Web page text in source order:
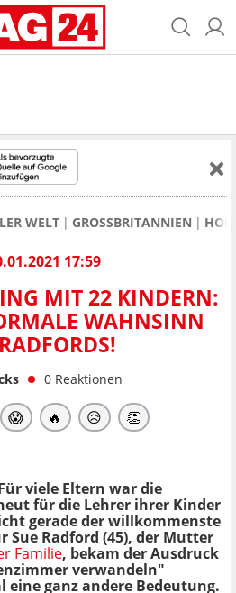
WELT GROSSBRITANNIEN
17:59
MIT 22 KINDERN:
WAHNSINN
0 Reaktionen
😱 🔥 😥 👏
viele Eltern war die
für die Lehrer ihrer Kinder
gerade der willkommenste
Sue Radford (45), der Mutter
Familie, bekam der Ausdruck
verwandeln"
ganz andere Bedeutung.